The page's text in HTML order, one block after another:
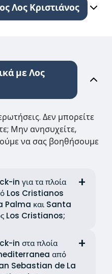
Λος Κριστιάνος
με Λος
Δεν μπορείτε
Μην ανησυχείτε,
να σας βοηθήσουμε
in για τα πλοία
Los Cristianos
Palma και Santa
Los Cristianos;
in στα πλοία
από
Sebastian de La